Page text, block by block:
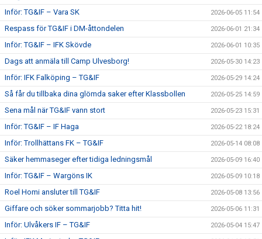
Inför: TG&IF – Vara SK 2026-06-05 11:54
Respass för TG&IF i DM-åttondelen 2026-06-01 21:34
Inför: TG&IF – IFK Skövde 2026-06-01 10:35
Dags att anmäla till Camp Ulvesborg! 2026-05-30 14:23
Inför: IFK Falköping – TG&IF 2026-05-29 14:24
Så får du tillbaka dina glömda saker efter Klassbollen 2026-05-25 14:59
Sena mål när TG&IF vann stort 2026-05-23 15:31
Inför: TG&IF – IF Haga 2026-05-22 18:24
Inför: Trollhättans FK – TG&IF 2026-05-14 08:08
Säker hemmaseger efter tidiga ledningsmål 2026-05-09 16:40
Inför: TG&IF – Wargöns IK 2026-05-09 10:18
Roel Homi ansluter till TG&IF 2026-05-08 13:56
Giffare och söker sommarjobb? Titta hit! 2026-05-06 11:31
Inför: Ulvåkers IF – TG&IF 2026-05-04 15:47